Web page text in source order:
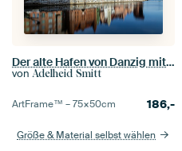
Der alte Hafen von Danzig mit dem Kranentor, Polen
von Adelheid Smitt
ArtFrame™ –75×50cm 186,-
Größe & Material selbst wählen